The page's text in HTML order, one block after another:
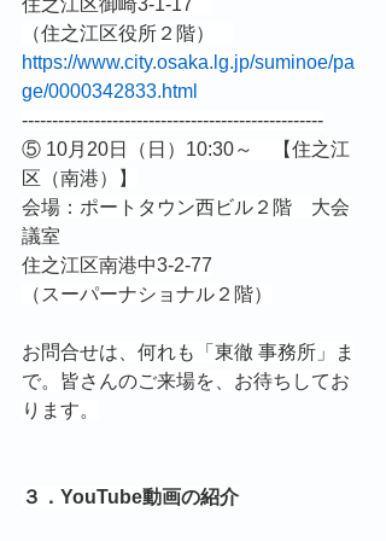
（住之江区役所２階）
https://www.city.osaka.lg.jp/suminoe/pa
ge/0000342833.html
--------------------------------------------------
⑤ 10月20日（日）10:30～　【住之江
区（南港）】
会場：ポートタウン西ビル２階　大会
議室
住之江区南港中3-2-77
（スーパーナショナル２階）
お問合せは、何れも「東徹 事務所」ま
で。皆さんのご来場を、お待ちしてお
ります。
３．YouTube動画の紹介